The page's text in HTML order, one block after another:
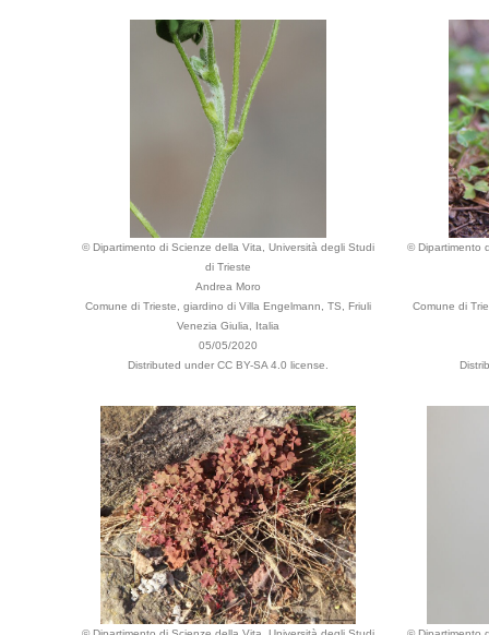
© Dipartimento di Scienze della Vita, Università degli Studi
di Trieste
Andrea Moro
Comune di Trieste, giardino di Villa Engelmann, TS, Friuli
Venezia Giulia, Italia
05/05/2020
Distributed under CC BY-SA 4.0 license.
© Dipartimento
Comune di